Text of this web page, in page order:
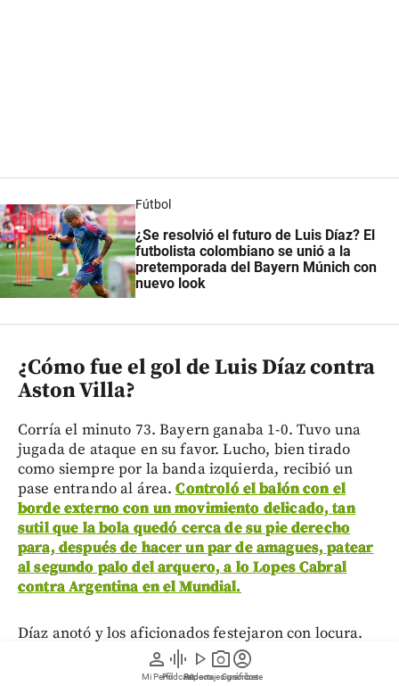
person
Mi Perfil
graphic_eq
Pódcast
play_arrow
Videos
photo_camera
Reportajes gráficos
account_circle
Suscríbete
Fútbol
¿Se resolvió el futuro de Luis Díaz? El
futbolista colombiano se unió a la
pretemporada del Bayern Múnich con
nuevo look
¿Cómo fue el gol de Luis Díaz contra
Aston Villa?
Corría el minuto 73. Bayern ganaba 1-0. Tuvo una
jugada de ataque en su favor. Lucho, bien tirado
como siempre por la banda izquierda, recibió un
pase entrando al área.Controló el balón con el
borde externo con un movimiento delicado, tan
sutil que la bola quedó cerca de su pie derecho
para, después de hacer un par de amagues, patear
al segundo palo del arquero, a lo Lopes Cabral
contra Argentina en el Mundial.
Díaz anotó y los aficionados festejaron con locura.
Lucho es, además de uno de los mejores futbolistas
que tiene el Bayern Múnich–conforma con Harry